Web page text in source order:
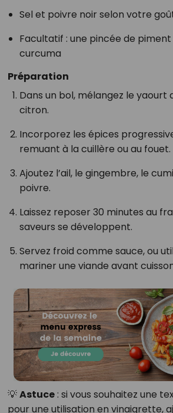
Sel et poivre noir selon votre
Facultatif : une pincée de piment
curcuma
Préparation
Dans un bol, mélangez le yaourt
citron.
Incorporez les épices
remuant à la cuillère ou au fouet.
Ajoutez l’ail, le gingembre, le
poivre.
Laissez reposer 30 minutes au
saveurs se développent.
Servez froid comme sauce, ou
mariner une viande avant
💡Astuce: si vous souhaitez une
pour une utilisation en vinaigrette,